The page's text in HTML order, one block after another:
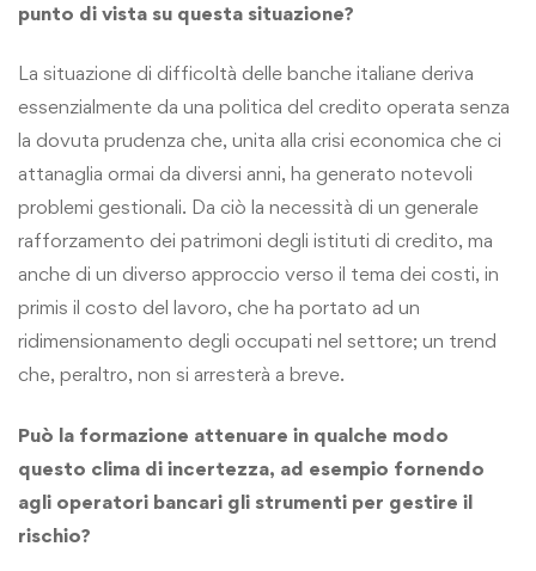
punto di vista su questa situazione?
La situazione di difficoltà delle banche italiane deriva
essenzialmente da una politica del credito operata senza
la dovuta prudenza che, unita alla crisi economica che ci
attanaglia ormai da diversi anni, ha generato notevoli
problemi gestionali. Da ciò la necessità di un generale
rafforzamento dei patrimoni degli istituti di credito, ma
anche di un diverso approccio verso il tema dei costi, in
primis il costo del lavoro, che ha portato ad un
ridimensionamento degli occupati nel settore; un trend
che, peraltro, non si arresterà a breve.
Può la formazione attenuare in qualche modo
questo clima di incertezza, ad esempio fornendo
agli operatori bancari gli strumenti per gestire il
rischio?